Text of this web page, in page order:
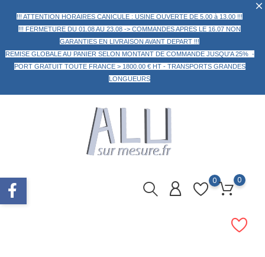
!!! ATTENTION HORAIRES CANICULE : USINE OUVERTE DE 5.00 à 13.00 !!!
!!! FERMETURE DU 01.08 AU 23.08 -> COMMANDES APRES LE 16.07 NON
GARANTIES EN LIVRAISON AVANT DEPART !!!
REMISE GLOBALE AU PANIER SELON MONTANT DE COMMANDE JUSQU'A 25% -
PORT GRATUIT TOUTE FRANCE > 1800.00 € HT - TRANSPORTS GRANDES
LONGUEURS
0 0